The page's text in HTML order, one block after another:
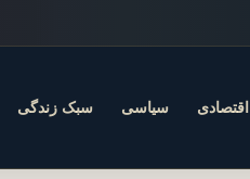
اقتصادی سیاسی سبک زندگی